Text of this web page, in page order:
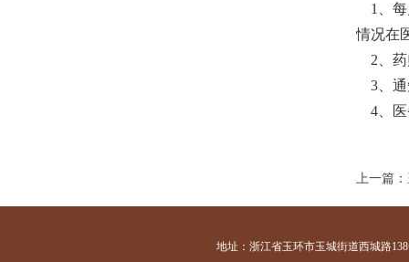
1、每
情况在
2、药
3、通
4、医
上一篇：
地址：浙江省玉环市玉城街道西城路